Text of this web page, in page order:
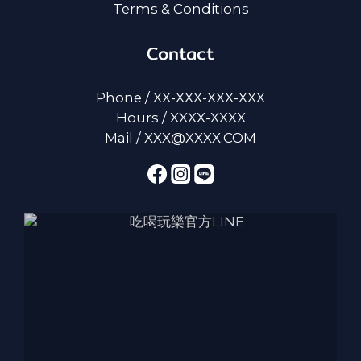
Terms & Conditions
Contact
Phone / XX-XXX-XXX-XXX
Hours / XXXX-XXXX
Mail / XXX@XXXX.COM